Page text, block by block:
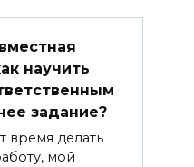
научить
задание?
время делать
мой